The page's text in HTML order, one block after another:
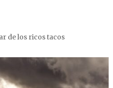
de los ricos tacos